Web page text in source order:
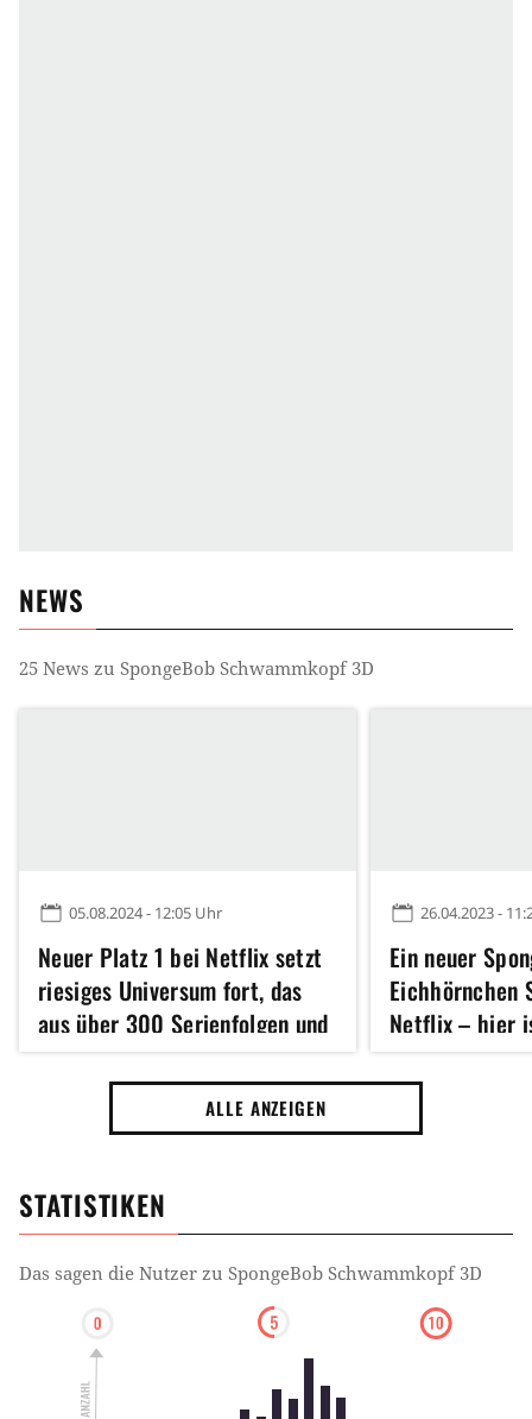
NEWS
25 News zu SpongeBob Schwammkopf 3D
05.08.2024 - 12:05 Uhr
Neuer Platz 1 bei Netflix setzt
riesiges Universum fort, das
aus über 300 Serienfolgen und
3 Filmen besteht
26.04.2023 -
Ein neuer
Eichhörnchen
Netflix – hier
ALLE ANZEIGEN
STATISTIKEN
Das sagen die Nutzer zu SpongeBob Schwammkopf 3D